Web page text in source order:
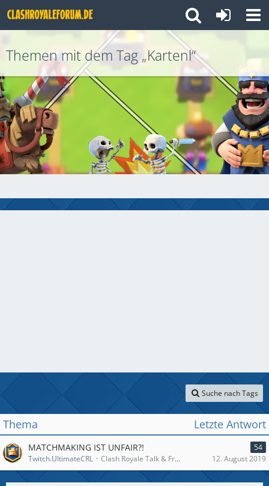
Themen mit dem Tag „Kartenl“
Suche nach Tags
Thema Letzte Antwort
MATCHMAKING IST UNFAIR?!
54
Twitch.UltimateCRL
Clash Royale Talk & Fragen zum Spiel 12. August 2019